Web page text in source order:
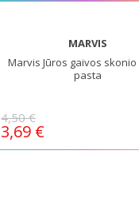
MARVIS
Marvis Jūros gaivos
pasta
4,50 €
3,69 €